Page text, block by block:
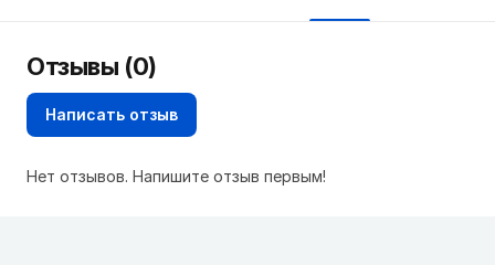
Отзывы (0)
Написать отзыв
Нет отзывов. Напишите отзыв первым!